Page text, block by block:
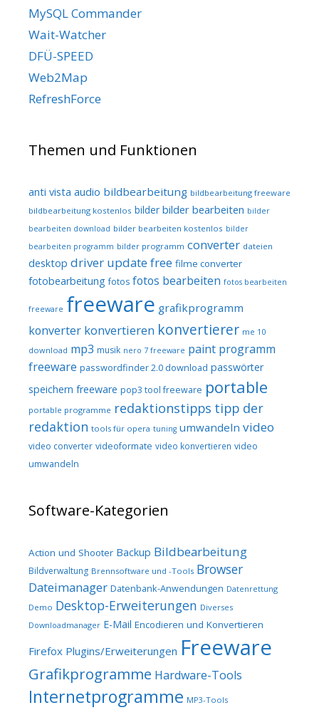
MySQL Commander
Wait-Watcher
DFÜ-SPEED
Web2Map
RefreshForce
Themen und Funktionen
anti vista audio bildbearbeitung bildbearbeitung freeware
bildbearbeitung kostenlos bilder bilder bearbeiten bilder
bearbeiten download bilder bearbeiten kostenlos bilder
bearbeiten programm bilder programm converter dateien
desktop driver update free filme converter
fotobearbeitung fotos fotos bearbeiten fotos bearbeiten
freeware freeware grafikprogramm
konverter konvertieren konvertierer me 10
download mp3 musik nero 7 freeware paint programm
freeware passwordfinder 2.0 download passwörter
speichern freeware pop3 tool freeware portable
portable programme redaktionstipps tipp der
redaktion tools für opera tuning umwandeln video
video converter videoformate video konvertieren video
umwandeln
Software-Kategorien
Action und Shooter Backup Bildbearbeitung
Bildverwaltung Brennsoftware und -Tools Browser
Dateimanager Datenbank-Anwendungen Datenrettung
Demo Desktop-Erweiterungen Diverses
Downloadmanager E-Mail Encodieren und Konvertieren
Firefox Plugins/Erweiterungen Freeware
Grafikprogramme Hardware-Tools
Internetprogramme MP3-Tools